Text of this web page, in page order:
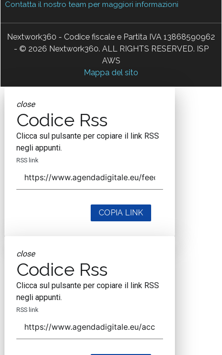
Contatta il nostro team per maggiori informazioni
Nextwork360 - Codice fiscale e Partita IVA 13868590962
- © 2026 Nextwork360. ALL RIGHTS RESERVED. ISP
AWS
Mappa del sito
close
Codice Rss
Clicca sul pulsante per copiare il link RSS
negli appunti.
RSS link
COPIA LINK
close
Codice Rss
Clicca sul pulsante per copiare il link RSS
negli appunti.
RSS link